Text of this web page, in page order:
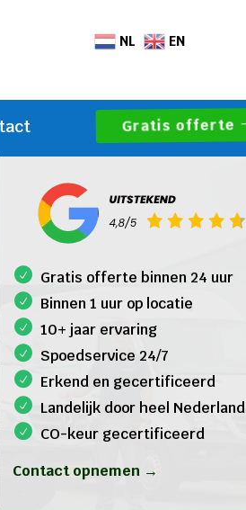
NL EN
Gratis offerte
Gratis offerte binnen 24 uur
Binnen 1 uur op locatie
10+ jaar ervaring
Spoedservice 24/7
Erkend en gecertificeerd
Landelijk door heel Nederland
CO-keur gecertificeerd
Contact opnemen →